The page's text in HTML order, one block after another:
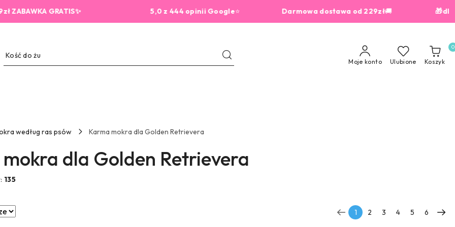
GRATIS✨ 5,0 z 444 opinii Google⭐ Darmowa dostawa od 229zł 🚚🎁dla zamówień
Moje konto Ulubione Koszyk
0
według ras psów Karma mokra dla Golden Retrievera
dla Golden Retrievera
135
1 2 3 4 5 6